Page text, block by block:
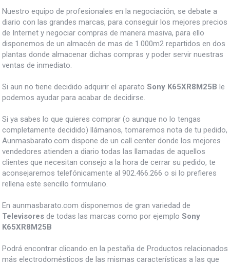
Nuestro equipo de profesionales en la negociación, se debate a
diario con las grandes marcas, para conseguir los mejores precios
de Internet y negociar compras de manera masiva, para ello
disponemos de un almacén de mas de 1.000m2 repartidos en dos
plantas donde almacenar dichas compras y poder servir nuestras
ventas de inmediato.
Si aun no tiene decidido adquirir el aparato Sony K65XR8M25B le
podemos ayudar para acabar de decidirse.
Si ya sabes lo que quieres comprar (o aunque no lo tengas
completamente decidido) llámanos, tomaremos nota de tu pedido,
Aunmasbarato.com dispone de un call center donde los mejores
vendedores atienden a diario todas las llamadas de aquellos
clientes que necesitan consejo a la hora de cerrar su pedido, te
aconsejaremos telefónicamente al 902.466.266 o si lo prefieres
rellena este sencillo formulario.
En aunmasbarato.com disponemos de gran variedad de
Televisores de todas las marcas como por ejemplo Sony
K65XR8M25B
Podrá encontrar clicando en la pestaña de Productos relacionados
más electrodomésticos de las mismas características a las que